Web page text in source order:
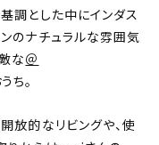
調とした中にインダス
のナチュラルな雰囲気
な＠
ち。
放的なリビングや、使